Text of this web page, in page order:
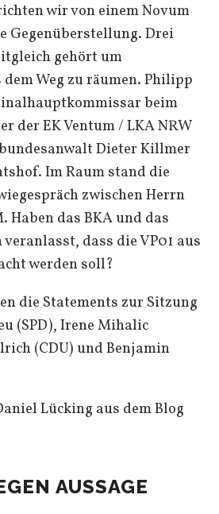
wir von einem Novum
Gegenüberstellung. Drei
gehört um
Weg zu räumen. Philipp
beim
der EK Ventum / LKA NRW
Dieter Killmer
Im Raum stand die
zwischen Herrn
Haben das BKA und das
dass die VP01 aus
werden soll?
die Statements zur Sitzung
(SPD), Irene Mihalic
(CDU) und Benjamin
Lücking aus dem Blog
AUSSAGE